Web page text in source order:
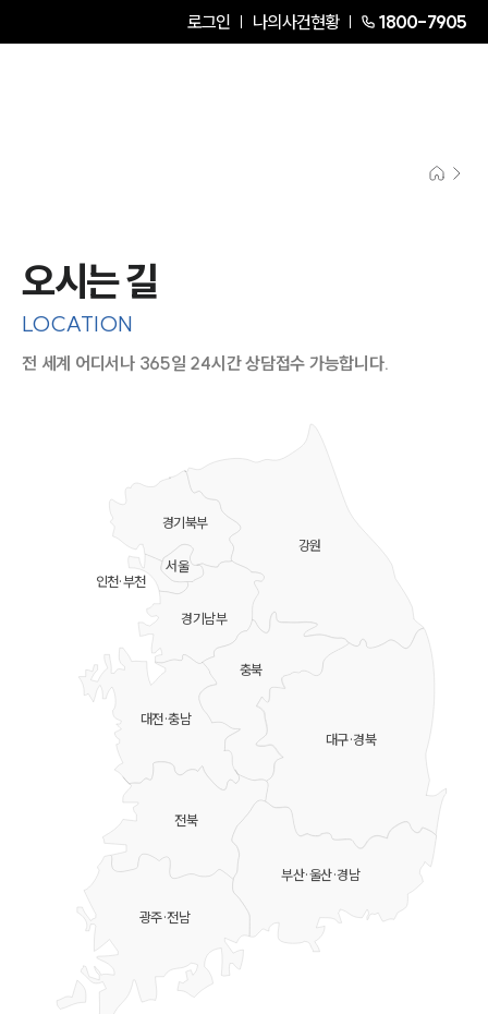
로그인 나의사건현황 1800-7905
오시는 길
LOCATION
전 세계 어디서나 365일 24시간 상담접수 가능합니다.
강원
충북
대전·충남
대구·경북
부산·울산·경남
전북
광주·전남
경기북부
경기남부
서울
인천·부천